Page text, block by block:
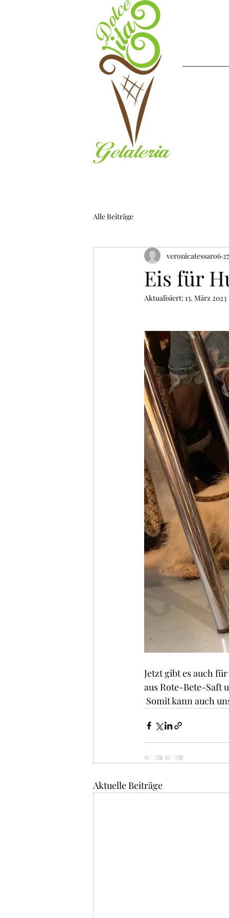
Alle Beiträge
Eis für
veronicatessaro6
Aktualisiert: 13. März 2023
Jetzt gibt es auch
aus Rote-Bete-Saft
Somit kann auch
Aktuelle Beiträge